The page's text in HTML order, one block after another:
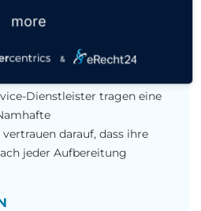
SafeAssure® klassische
Dienstleister tragen eine
darauf, dass ihre
jeder Aufbereitung
more
&